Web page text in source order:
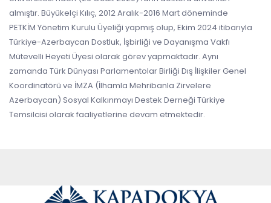
almıştır. Büyükelçi Kılıç, 2012 Aralık-2016 Mart döneminde
PETKİM Yönetim Kurulu Üyeliği yapmış olup, Ekim 2024 itibarıyla
Türkiye-Azerbaycan Dostluk, İşbirliği ve Dayanışma Vakfı
Mütevelli Heyeti Üyesi olarak görev yapmaktadır. Aynı
zamanda Türk Dünyası Parlamentolar Birliği Dış İlişkiler Genel
Koordinatörü ve İMZA (İlhamla Mehribanla Zirvelere
Azerbaycan) Sosyal Kalkınmayı Destek Derneği Türkiye
Temsilcisi olarak faaliyetlerine devam etmektedir.